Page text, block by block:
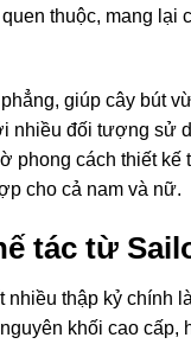
thuộc, mang
giúp cây bút
đối tượng sử
phong cách thiết kế
cho cả nam và nữ.
tác từ
thập kỷ chính
khối cao cấp,